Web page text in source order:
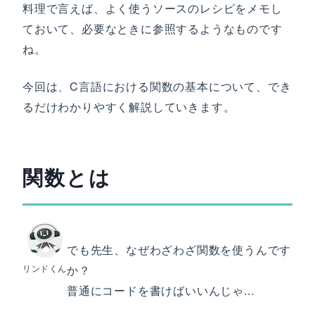
料理で言えば、よく使うソースのレシピをメモし
ておいて、必要なときに参照するようなものです
ね。
今回は、C言語における関数の基本について、でき
るだけわかりやすく解説していきます。
関数とは
リンドくん
でも先生、なぜわざわざ関数を使うんです
か？
普通にコードを書けばいいんじゃ...